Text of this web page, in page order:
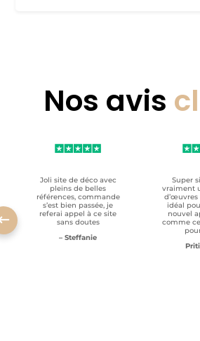
Nos avis
Joli site de déco avec
pleins de belles
références, commande
s’est bien passée, je
referai appel à ce site
sans doutes
– Steffanie
Super
vraiment
idéal
nouvel
comme